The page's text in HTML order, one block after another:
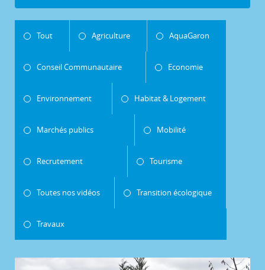
Tout Agriculture AquaGaron
Conseil Communautaire Economie
Environnement Habitat & Logement
Marchés publics Mobilité
Recrutement Tourisme
Toutes nos vidéos Transition écologique
Travaux